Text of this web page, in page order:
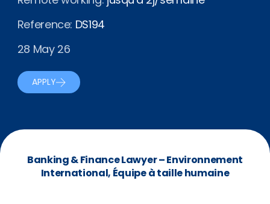
Reference: DS194
28 May 26
APPLY
Banking & Finance Lawyer – Environnement
International, Équipe à taille humaine